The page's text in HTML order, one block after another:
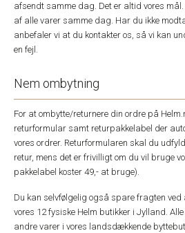
afsendt samme dag. Det er altid vores
af alle varer samme dag. Har du ikke
anbefaler vi at du kontakter os, så vi kan
en fejl.
Nem ombytning
For at ombytte/returnere din ordre på
returformular samt returpakkelabel der
vores ordrer. Returformularen skal du
retur, mens det er frivilligt om du vil bruge
pakkelabel koster 49,- at bruge).
Du kan selvfølgelig også spare fragten ved
vores 12 fysiske Helm butikker i Jylland.
andre varer i vores landsdækkende